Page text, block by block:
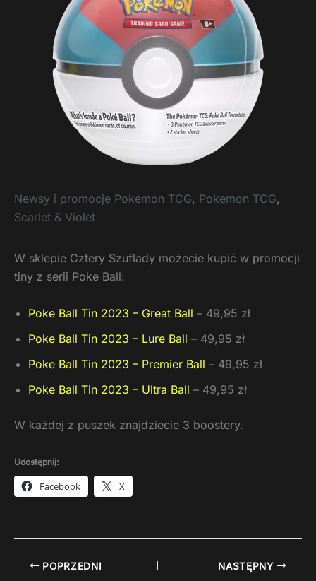
Newsy i promocje Pokemon TCG, Pokemon TCG,
Scarlet & Violet
W sklepie Cztery Szuflady możecie kupić w promocji
tiny z serii Poke Ball:
Poke Ball Tin 2023 – Great Ball – 49,95 zł
Poke Ball Tin 2023 – Lure Ball – 49,95 zł
Poke Ball Tin 2023 – Premier Ball – 49,95 zł
Poke Ball Tin 2023 – Ultra Ball – 49,95 zł
W każdej z puszek znajdziecie 3 boostery.
Udostępnij:
Facebook X
POPRZEDNI NASTĘPNY